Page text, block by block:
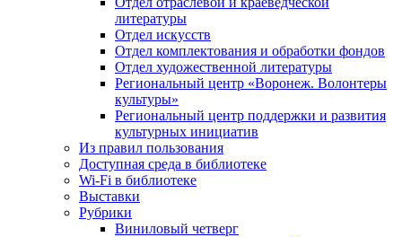
литературы
Отдел искусств
Отдел комплектования и обработки фондов
Отдел художественной литературы
Региональный центр «Воронеж. Волонтеры
культуры»
Региональный центр поддержки и развития
культурных инициатив
Из правил пользования
Доступная среда в библиотеке
Wi-Fi в библиотеке
Выставки
Рубрики
Виниловый четверг